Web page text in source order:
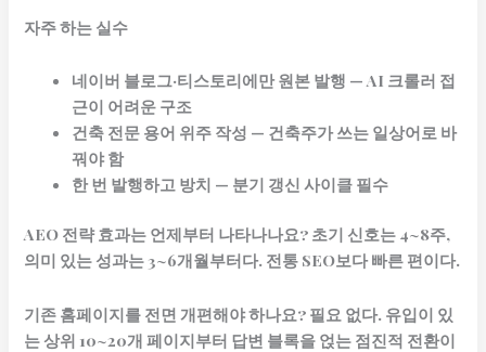
자주 하는 실수
네이버 블로그·티스토리에만 원본 발행 — AI 크롤러 접
근이 어려운 구조
건축 전문 용어 위주 작성 — 건축주가 쓰는 일상어로 바
꿔야 함
한 번 발행하고 방치 — 분기 갱신 사이클 필수
AEO 전략 효과는 언제부터 나타나나요? 초기 신호는 4~8주,
의미 있는 성과는 3~6개월부터다. 전통 SEO보다 빠른 편이다.
기존 홈페이지를 전면 개편해야 하나요? 필요 없다. 유입이 있
는 상위 10~20개 페이지부터 답변 블록을 얹는 점진적 전환이